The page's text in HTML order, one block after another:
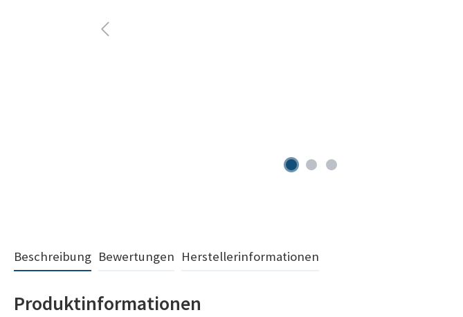
Beschreibung Bewertungen Herstellerinformationen
Produktinformationen